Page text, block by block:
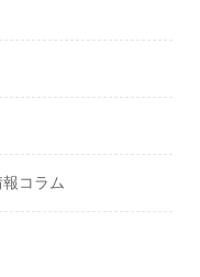
コラム